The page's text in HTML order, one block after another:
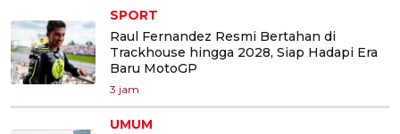
SPORT
Raul Fernandez Resmi Bertahan di
Trackhouse hingga 2028, Siap Hadapi Era
Baru MotoGP
3 jam
UMUM